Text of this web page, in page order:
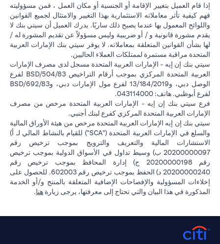
إذا قام العميل بتغيير الإقامة أو الجنسية أو مكان العمل ، فمن مسؤوليته
فهم كيفية تأثر معاملاته الاستثمارية بهذا التغيير والامتثال لجميع القوانين
واللوائح المعمول بها عندما يصبح ذلك ساريًا. يدرك العميل أن سيتي بنك لا
يقدم مشورة قانونية و / أو ضريبية وليس مسؤولاً عن تقديم المشورة له /
لها بشأن القوانين المتعلقة بمعاملاته. لا يوفر سيتي بنك الإمارات العربية
المتحدة مراقبة مستمرة لممتلكات العملاء الحاليين.
سيتي بنك إن إيه - الإمارات العربية المتحدة مسجل لدى مصرف الإمارات
العربية المتحدة المركزي بموجب أرقام التراخيص BSD/504/83 لفرع
الوصل دبي، و13/184/2019 لفرع مول الإمارات دبي، وBSD/692/83
لفرع أبوظبي. هاتف: 043114000.
فرع سيتي بنك إن إيه - الإمارات العربية المتحدة مرخص من مصرف
الإمارات العربية المتحدة المركزي كفرع لبنك أجنبي.
سيتي بنك إن إيه الإمارات العربية المتحدة مرخص من هيئة الأوراق المالية
والسلع في الإمارات العربية المتحدة ("SCA") للقيام بالنشاط المالي لـ أ)
الاستشارات المالية والتعريف والترويج بموجب ترخيص رقم
20200000097 ب) وسيط تداول في الأسواق الدولية بموجب ترخيص
رقم 20200000198 ج) إدارة المحافظ بموجب ترخيص رقم
20200000240 د) الحفظ بموجب ترخيص رقم 602003. للحصول على
إخلاءات المسؤولية والإفصاحات الإضافية المتعلقة بالمنتج و/أو الخدمة
المذكورة في هذا البيان والتي تحتاج إلى معرفتها، يرجى زيارة هنا.